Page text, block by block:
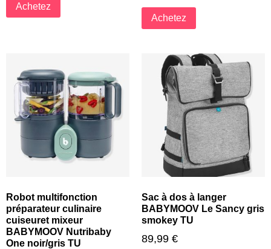
Achetez
Achetez
Robot multifonction
préparateur culinaire
cuiseuret mixeur
BABYMOOV Nutribaby
One noir/gris TU
Sac à dos à langer
BABYMOOV Le Sancy gris
smokey TU
89,99 €